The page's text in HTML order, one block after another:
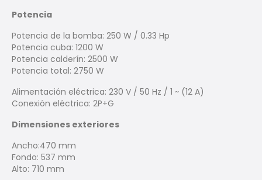
Potencia
Potencia de la bomba: 250 W / 0.33 Hp
Potencia cuba: 1200 W
Potencia calderín: 2500 W
Potencia total: 2750 W
Alimentación eléctrica: 230 V / 50 Hz / 1 ~ (12 A)
Conexión eléctrica: 2P+G
Dimensiones exteriores
Ancho:470 mm
Fondo: 537 mm
Alto: 710 mm